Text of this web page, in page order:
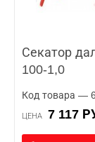
Секатор
100-1,0
Код товара —
ЦЕНА 7 117